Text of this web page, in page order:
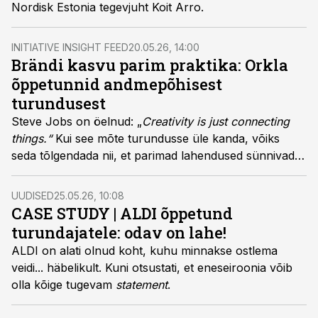
Nordisk Estonia tegevjuht Koit Arro.
INITIATIVE INSIGHT FEED20.05.26, 14:00
Brändi kasvu parim praktika: Orkla
õppetunnid andmepõhisest
turundusest
Steve Jobs on öelnud: „Creativity is just connecting
things.“Kui see mõte turundusse üle kanda, võiks
seda tõlgendada nii, et parimad lahendused sünnivad
siis, kui loovus ja andmed töötavad koos – andmed
aitavad otsustada, keda ja kuidas kõnetada, loovus
annab sellele vormi ning muudab selle mõjusaks ja
meeldejäävaks.
UUDISED25.05.26, 10:08
CASE STUDY | ALDI õppetund
turundajatele: odav on lahe!
ALDI on alati olnud koht, kuhu minnakse ostlema
veidi... häbelikult. Kuni otsustati, et eneseiroonia võib
olla kõige tugevam statement.